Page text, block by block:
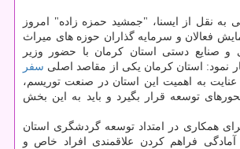
به نقل از ایسنا، "جمشید حمزه زاده" امروز
فعالان و سرمایه گذاران حوزه های میراث
و صنایع دستی استان كرمان با حضور وزیر
نمود: استان كرمان یكی از مقاصد اصلی سفر
به اهمیت این استان در صنعت توریسم،
توسعه قرار بگیرد و باید به این بخش
همكاری در امتداد توسعه گردشگری استان
فراهم كردن علاقمندی افراد خاص و